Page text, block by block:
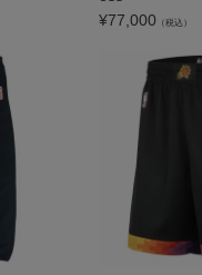
¥77,000 （税込）